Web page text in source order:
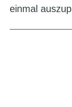
einmal